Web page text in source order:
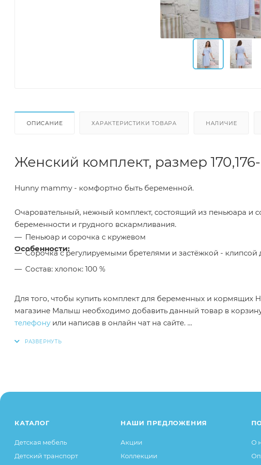
ОПИСАНИЕ ХАРАКТЕРИСТИКИ ТОВАРА НАЛИЧИЕ
Женский комплект, размер
Hunny mammy - комфортно быть беременной.
Очаровательный, нежный комплект, состоящий из пеньюара и
беременности и грудного вскармливания.
Особенности:
Пеньюар и сорочка с кружевом
Сорочка с регулируемыми бретелями и застёжкой - клипсой
Состав: хлопок: 100 %
Для того, чтобы купить комплект для беременных и кормящих
магазине Малыш необходимо добавить данный товар в
телефону или написав в онлайн чат на сайте.
КАТАЛОГ
Детская мебель
Детский транспорт
НАШИ ПРЕДЛОЖЕНИЯ
Акции
Коллекции
О